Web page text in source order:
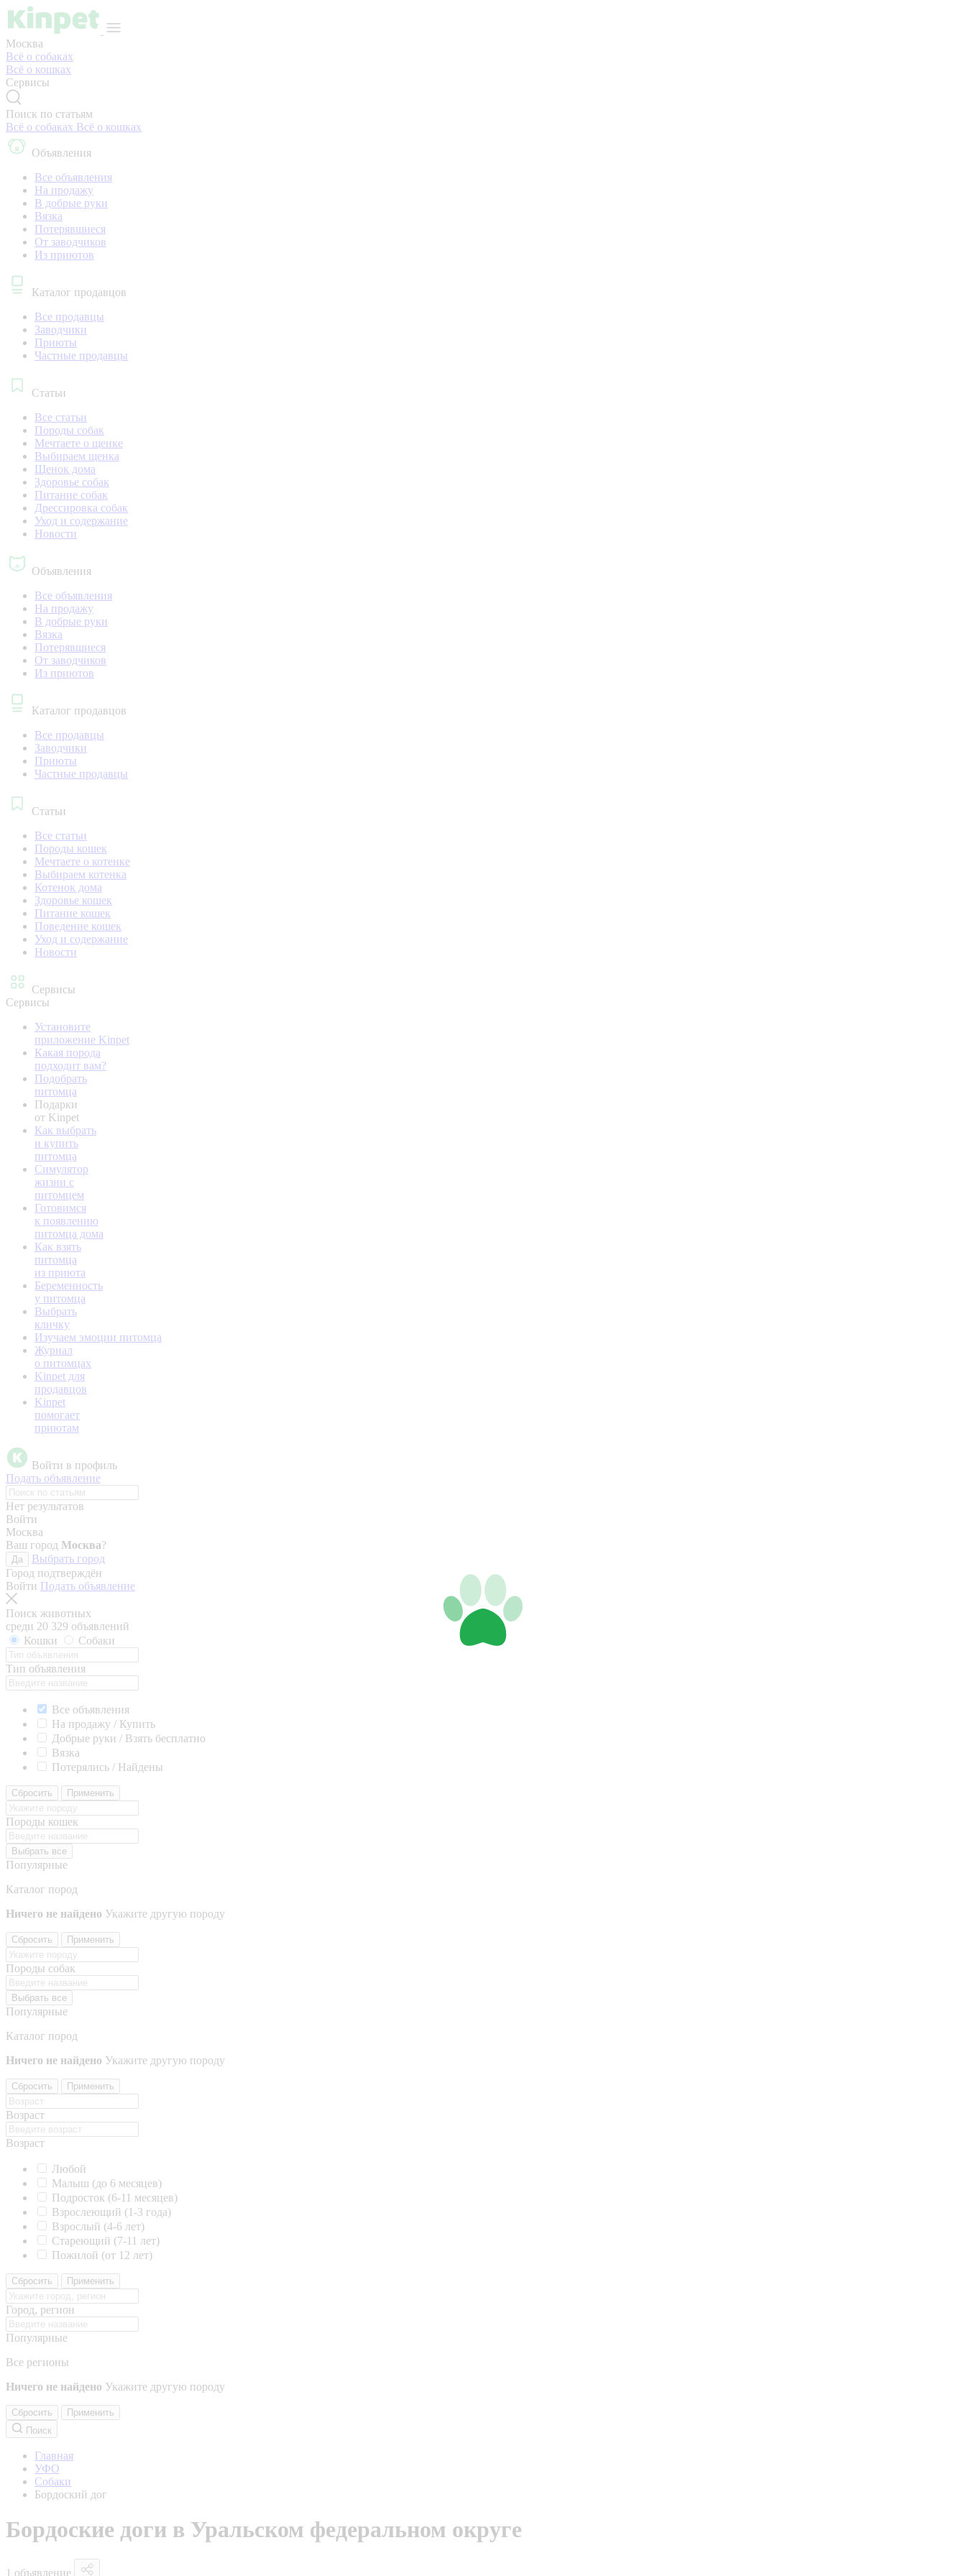
Москва
Всё о собаках
Всё о кошках
Сервисы
Поиск по статьям
Всё о собаках Всё о кошках
Объявления
Все объявления
На продажу
В добрые руки
Вязка
Потерявшиеся
От заводчиков
Из приютов
Каталог продавцов
Все продавцы
Заводчики
Приюты
Частные продавцы
Статьи
Все статьи
Породы собак
Мечтаете о щенке
Выбираем щенка
Щенок дома
Здоровье собак
Питание собак
Дрессировка собак
Уход и содержание
Новости
Объявления
Все объявления
На продажу
В добрые руки
Вязка
Потерявшиеся
От заводчиков
Из приютов
Каталог продавцов
Все продавцы
Заводчики
Приюты
Частные продавцы
Статьи
Все статьи
Породы кошек
Мечтаете о котенке
Выбираем котенка
Котенок дома
Здоровье кошек
Питание кошек
Поведение кошек
Уход и содержание
Новости
Сервисы
Сервисы
Установите
приложение Kinpet
Какая порода
подходит вам?
Подобрать
питомца
Подарки
от Kinpet
Как выбрать
и купить
питомца
Симулятор
жизни с
питомцем
Готовимся
к появлению
питомца дома
Как взять
питомца
из приюта
Беременность
у питомца
Выбрать
кличку
Изучаем эмоции питомца
Журнал
о питомцах
Kinpet для
продавцов
Kinpet
помогает
приютам
Войти в профиль
Подать объявление
Нет результатов
Войти
Москва
Ваш город Москва?
Да
Выбрать город
Город подтверждён
Войти Подать объявление
Поиск животных
среди 20 329 объявлений
Кошки
Собаки
Тип объявления
Все объявления
На продажу / Купить
Добрые руки / Взять бесплатно
Вязка
Потерялись / Найдены
Сбросить Применить
Породы кошек
Выбрать все
Популярные
Каталог пород
Ничего не найдено Укажите другую породу
Сбросить Применить
Породы собак
Выбрать все
Популярные
Каталог пород
Ничего не найдено Укажите другую породу
Сбросить Применить
Возраст
Возраст
Любой
Малыш (до 6 месяцев)
Подросток (6-11 месяцев)
Взрослеющий (1-3 года)
Взрослый (4-6 лет)
Стареющий (7-11 лет)
Пожилой (от 12 лет)
Сбросить Применить
Город, регион
Популярные
Все регионы
Ничего не найдено Укажите другую породу
Сбросить
Применить
Поиск
Главная
УФО
Собаки
Бордоский дог
Бордоские доги в Уральском федеральном округе
1 объявление